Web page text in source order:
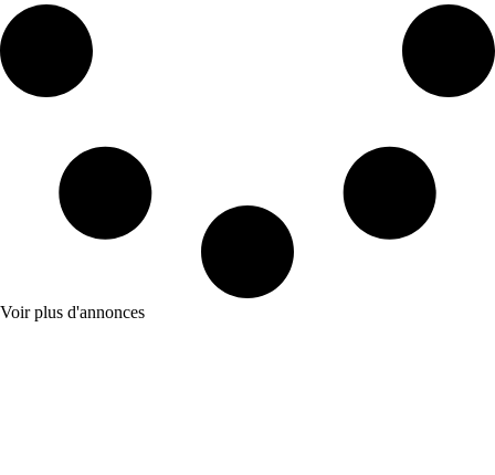
Voir plus d'annonces